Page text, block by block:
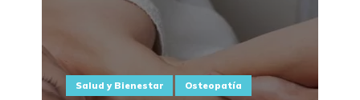
Salud y Bienestar Osteopatía